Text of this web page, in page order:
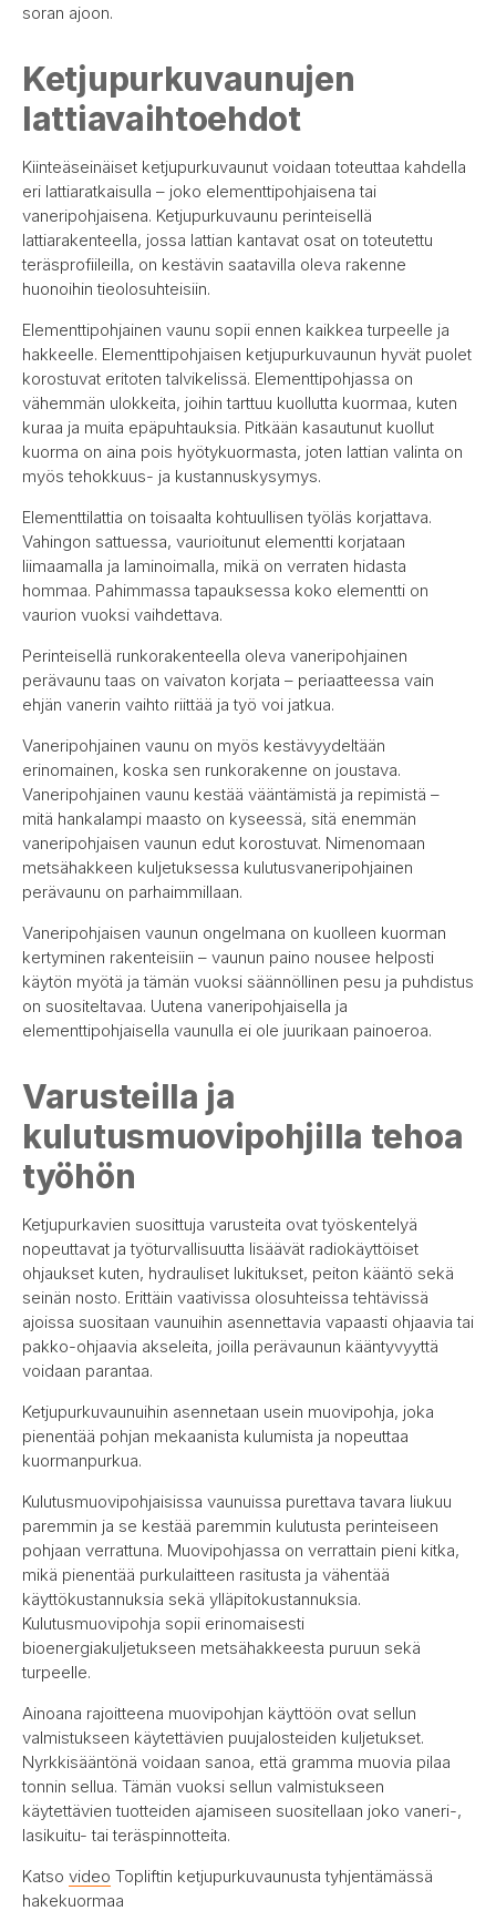
soran ajoon.
Ketjupurkuvaunujen
lattiavaihtoehdot
Kiinteäseinäiset ketjupurkuvaunut voidaan toteuttaa kahdella
eri lattiaratkaisulla – joko elementtipohjaisena tai
vaneripohjaisena. Ketjupurkuvaunu perinteisellä
lattiarakenteella, jossa lattian kantavat osat on toteutettu
teräsprofiileilla, on kestävin saatavilla oleva rakenne
huonoihin tieolosuhteisiin.
Elementtipohjainen vaunu sopii ennen kaikkea turpeelle ja
hakkeelle. Elementtipohjaisen ketjupurkuvaunun hyvät puolet
korostuvat eritoten talvikelissä. Elementtipohjassa on
vähemmän ulokkeita, joihin tarttuu kuollutta kuormaa, kuten
kuraa ja muita epäpuhtauksia. Pitkään kasautunut kuollut
kuorma on aina pois hyötykuormasta, joten lattian valinta on
myös tehokkuus- ja kustannuskysymys.
Elementtilattia on toisaalta kohtuullisen työläs korjattava.
Vahingon sattuessa, vaurioitunut elementti korjataan
liimaamalla ja laminoimalla, mikä on verraten hidasta
hommaa. Pahimmassa tapauksessa koko elementti on
vaurion vuoksi vaihdettava.
Perinteisellä runkorakenteella oleva vaneripohjainen
perävaunu taas on vaivaton korjata – periaatteessa vain
ehjän vanerin vaihto riittää ja työ voi jatkua.
Vaneripohjainen vaunu on myös kestävyydeltään
erinomainen, koska sen runkorakenne on joustava.
Vaneripohjainen vaunu kestää vääntämistä ja repimistä –
mitä hankalampi maasto on kyseessä, sitä enemmän
vaneripohjaisen vaunun edut korostuvat. Nimenomaan
metsähakkeen kuljetuksessa kulutusvaneripohjainen
perävaunu on parhaimmillaan.
Vaneripohjaisen vaunun ongelmana on kuolleen kuorman
kertyminen rakenteisiin – vaunun paino nousee helposti
käytön myötä ja tämän vuoksi säännöllinen pesu ja puhdistus
on suositeltavaa. Uutena vaneripohjaisella ja
elementtipohjaisella vaunulla ei ole juurikaan painoeroa.
Varusteilla ja
kulutusmuovipohjilla tehoa
työhön
Ketjupurkavien suosittuja varusteita ovat työskentelyä
nopeuttavat ja työturvallisuutta lisäävät radiokäyttöiset
ohjaukset kuten, hydrauliset lukitukset, peiton kääntö sekä
seinän nosto. Erittäin vaativissa olosuhteissa tehtävissä
ajoissa suositaan vaunuihin asennettavia vapaasti ohjaavia tai
pakko-ohjaavia akseleita, joilla perävaunun kääntyvyyttä
voidaan parantaa.
Ketjupurkuvaunuihin asennetaan usein muovipohja, joka
pienentää pohjan mekaanista kulumista ja nopeuttaa
kuormanpurkua.
Kulutusmuovipohjaisissa vaunuissa purettava tavara liukuu
paremmin ja se kestää paremmin kulutusta perinteiseen
pohjaan verrattuna. Muovipohjassa on verrattain pieni kitka,
mikä pienentää purkulaitteen rasitusta ja vähentää
käyttökustannuksia sekä ylläpitokustannuksia.
Kulutusmuovipohja sopii erinomaisesti
bioenergiakuljetukseen metsähakkeesta puruun sekä
turpeelle.
Ainoana rajoitteena muovipohjan käyttöön ovat sellun
valmistukseen käytettävien puujalosteiden kuljetukset.
Nyrkkisääntönä voidaan sanoa, että gramma muovia pilaa
tonnin sellua. Tämän vuoksi sellun valmistukseen
käytettävien tuotteiden ajamiseen suositellaan joko vaneri-,
lasikuitu- tai teräspinnotteita.
Katso video Topliftin ketjupurkuvaunusta tyhjentämässä
hakekuormaa